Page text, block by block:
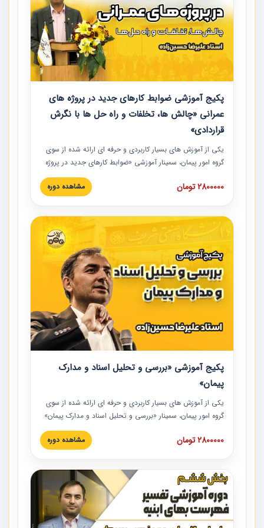
پکیج آموزشی ضوابط کارهای جدید در پروژه های
عمرانی «چالش ها، تخلفات و راه حل ها با نگرش
قراردادی»
یکی از آموزش‏‏‏‏‏‏ های بسیار کاربردی و حرفه‏ ای ارائه شده از سوی
گروه امور پیمان، سمینار آموزشی «ضوابط کارهای جدید در پروژه
های عمرانی» چالش ها، تخلفات و راه حل ها با نگرش قراردادی
است که در محل سندیکای شرکت های ساختمانی کشور ارائه شد.
مدارک پیمان به همراه تجربیات عملی ارائه شده است.
2800000 تومان مشاهده دوره
پکیج آموزشی «بررسی و تحلیل اسناد و مدارک
پیمان»
یکی از آموزش‏‏‏‏‏‏ های بسیار کاربردی و حرفه‏ ای ارائه شده از سوی
گروه امور پیمان، سمینار «بررسی و تحلیل اسناد و مدارک پیمان»
است که در دانشگاه صنعتی شریف ارائه شد. در این آموزش
نکات کلیدی مربوط به اسناد و مدارک پیمان، اولویت بندی اسناد
پیمان به همراه تجربیات عملی در این خصوص ارائه شده است.
2800000 تومان مشاهده دوره